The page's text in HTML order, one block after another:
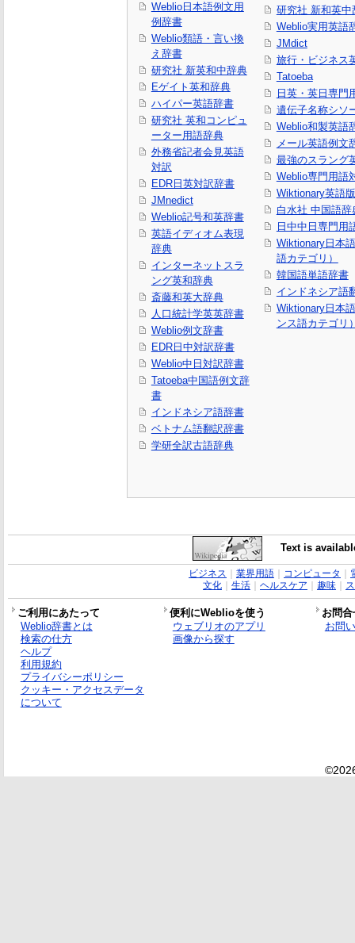
Weblio日本語例文用
例辞書
Weblio類語・言い換
え辞書
研究社 新英和中辞典
Eゲイト英和辞典
ハイパー英語辞書
研究社 英和コンピュ
ーター用語辞典
外務省記者会見英語
対訳
EDR日英対訳辞書
JMnedict
Weblio記号和英辞書
英語イディオム表現
辞典
インターネットスラ
ング英和辞典
斎藤和英大辞典
人口統計学英英辞書
Weblio例文辞書
EDR日中対訳辞書
Weblio中日対訳辞書
Tatoeba中国語例文辞
書
インドネシア語辞書
ベトナム語翻訳辞書
学研全訳古語辞典
研究社 新和英中
Weblio実用英語
JMdict
旅行・ビジネス
Tatoeba
日英・英日専門
遺伝子名称シソ
Weblio和製英語
メール英語例文
最強のスラング
Weblio専門用語
Wiktionary英語版
白水社 中国語辞
日中中日専門用
Wiktionary日本
語カテゴリ）
韓国語単語辞書
インドネシア語
Wiktionary日本
ンス語カテゴリ
Text is
ビジネス 業界用語｜ コンピュータ
文化｜ 生活｜ ヘルスケア 趣味｜
ご利用にあたって 便利にWeblioを使う
お問
Weblio辞書とは
検索の仕方
ヘルプ
利用規約
プライバシーポリシー
クッキー・アクセスデータ
について
ウェブリオのアプリ
画像から探す
お問